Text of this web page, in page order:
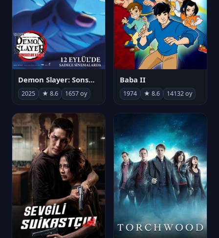
Demon Slayer: Sonsuzluk Kalesi
2025 ★ 8.6 1657 oy
Baba II
1974 ★ 8.6 14132 oy